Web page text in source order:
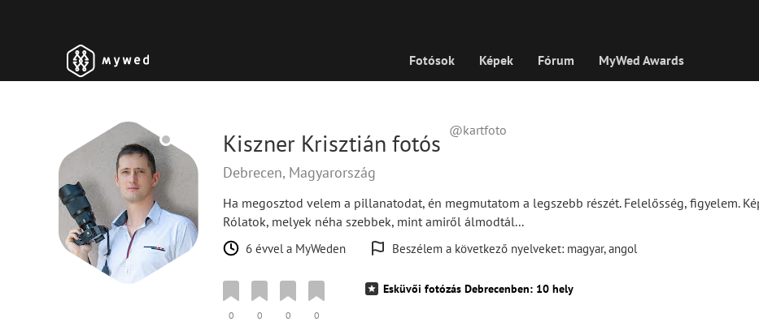
Fotósok Képek Fórum MyWed Awards
Kiszner Krisztián fotós @kartfoto
Debrecen, Magyarország
Ha megosztod velem a pillanatodat, én megmutatom a legszebb részét. Felelősség, figyelem.
Rólatok, melyek néha szebbek, mint amiről álmodtál...
6 évvel a MyWeden Beszélem a következő nyelveket: magyar, angol
0 0 0 0
Esküvői fotózás Debrecenben: 10 hely